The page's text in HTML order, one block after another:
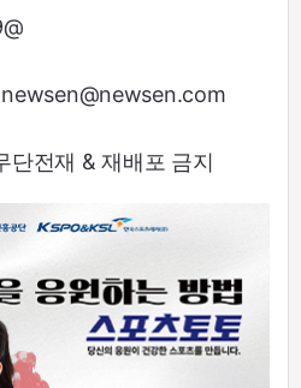
전재 & 재배포 금지